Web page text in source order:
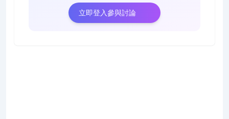
立即登入參與討論